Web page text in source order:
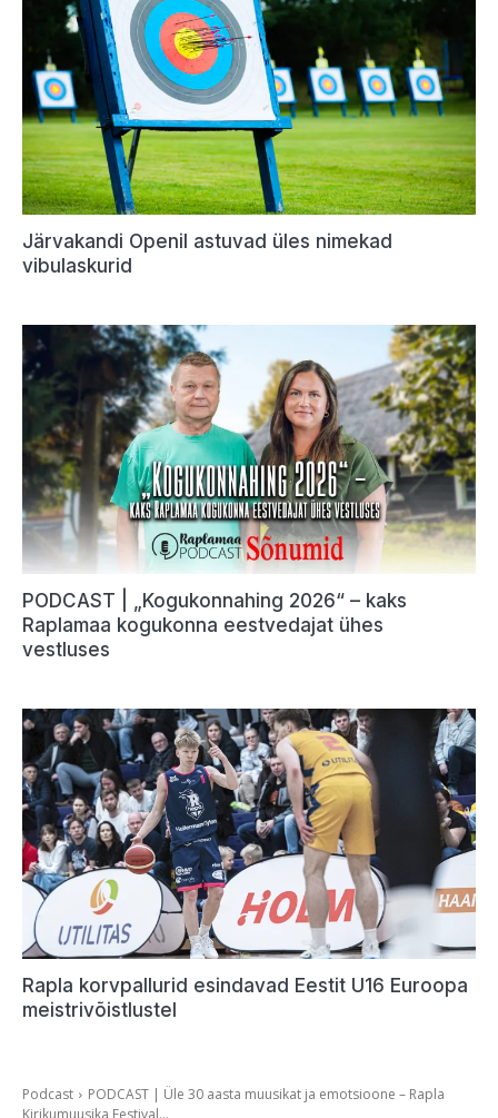
Järvakandi Openil astuvad üles nimekad
vibulaskurid
PODCAST | „Kogukonnahing 2026“ – kaks
Raplamaa kogukonna eestvedajat ühes
vestluses
Rapla korvpallurid esindavad Eestit U16 Euroopa
meistrivõistlustel